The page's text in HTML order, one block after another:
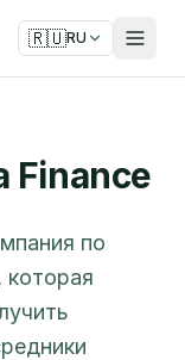
🇷🇺RU
Finance
по
которая